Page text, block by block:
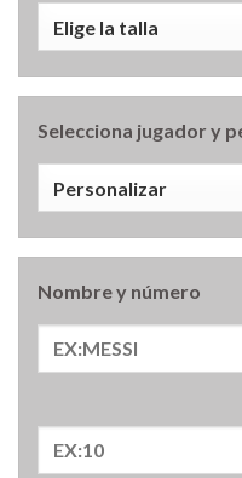
Selecciona jugador y
Nombre y número